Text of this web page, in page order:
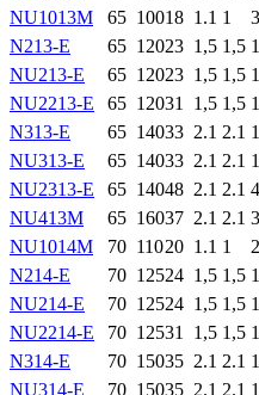
NU1013M
65 10018 1.1 1
N213-E
65 12023 1,5 1,5
NU213-E
65 12023 1,5 1,5
NU2213-E
65 12031 1,5 1,5
N313-E
65 14033 2.1 2.1
NU313-E
65 14033 2.1 2.1
NU2313-E
65 14048 2.1 2.1 4
NU413M
65 16037 2.1 2.1
NU1014M
70 11020 1.1 1
N214-E
70 12524 1,5 1,5
NU214-E
70 12524 1,5 1,5
NU2214-E
70 12531 1,5 1,5
N314-E
70 15035 2.1 2.1
NU314-E
70 15035 2.1 2.1